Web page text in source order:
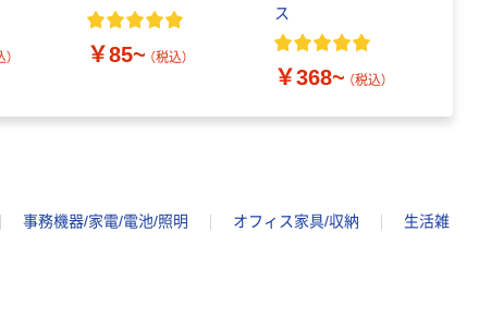
） ￥85~ （税込）
ス
￥368~ （税込）
事務機器/家電/電池/照明 オフィス家具/収納
生活雑
リサイクル100
証